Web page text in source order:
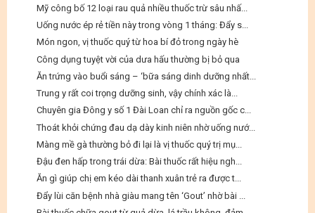
Mỹ công bố 12 loại rau quả nhiều thuốc trừ sâu nhấ...
Uống nước ép rẻ tiền này trong vòng 1 tháng: Đẩy s...
Món ngon, vị thuốc quý từ hoa bí đỏ trong ngày hè
Công dụng tuyệt vời của dưa hấu thường bị bỏ qua
Ăn trứng vào buổi sáng – ‘bữa sáng dinh dưỡng nhất...
Trung y rất coi trọng dưỡng sinh, vậy chính xác là...
Chuyên gia Đông y số 1 Đài Loan chỉ ra nguồn gốc c...
Thoát khỏi chứng đau dạ dày kinh niên nhờ uống nướ...
Màng mề gà thường bỏ đi lại là vị thuốc quý trị mụ...
Đậu đen hấp trong trái dừa: Bài thuốc rất hiệu ngh...
Ăn gì giúp chị em kéo dài thanh xuân trẻ ra được t...
Đẩy lùi căn bệnh nhà giàu mang tên ‘Gout’ nhờ bài ...